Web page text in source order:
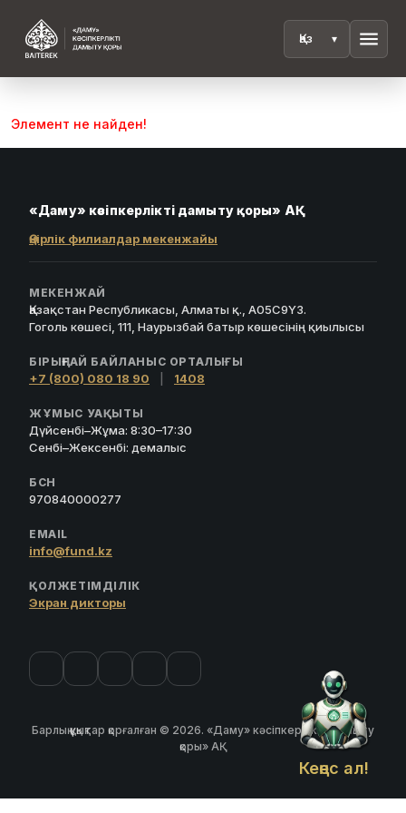
menu
Кеңес ал!
Элемент не найден!
«Даму» кәсіпкерлікті дамыту қоры» АҚ
Өңірлік филиалдар мекенжайы
МЕКЕНЖАЙ
Қазақстан Республикасы, Алматы қ., A05C9Y3.
Гоголь көшесі, 111, Наурызбай батыр көшесінің қиылысы
БІРЫҢҒАЙ БАЙЛАНЫС ОРТАЛЫҒЫ
+7 (800) 080 18 90 1408
ЖҰМЫС УАҚЫТЫ
Дүйсенбі–Жұма: 8:30–17:30
Сенбі–Жексенбі: демалыс
БСН
970840000277
EMAIL
info@fund.kz
ҚОЛЖЕТІМДІЛІК
Экран дикторы
Барлық құқықтар қорғалған © 2026. «Даму» кәсіпкерлікті дамыту
қоры» АҚ